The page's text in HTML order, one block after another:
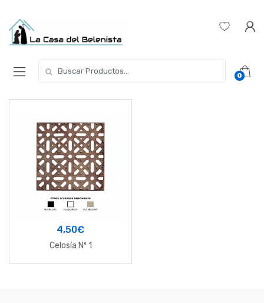
navigation
content
por:
0
4,50€
Celosía Nº 1